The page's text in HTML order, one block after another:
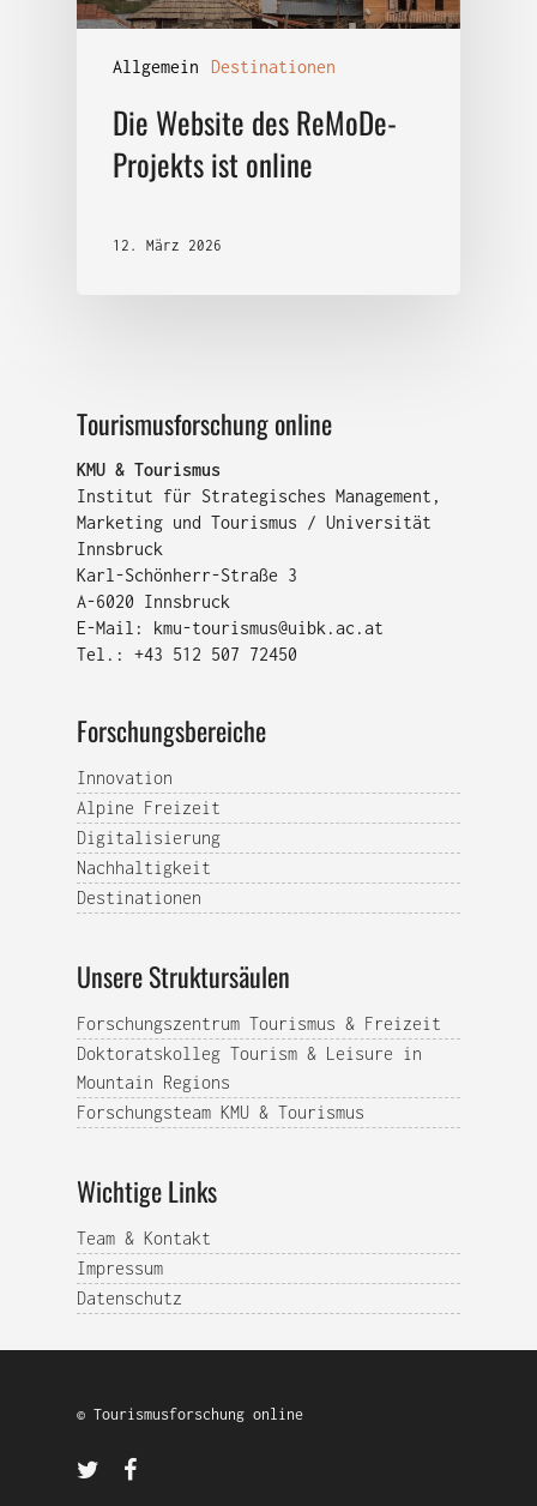
Allgemein Destinationen
Die Website des ReMoDe-
Projekts ist online
12. März 2026
Tourismusforschung online
KMU & Tourismus
Institut für Strategisches Management,
Marketing und Tourismus / Universität
Innsbruck
Karl-Schönherr-Straße 3
A-6020 Innsbruck
E-Mail: kmu-tourismus@uibk.ac.at
Tel.: +43 512 507 72450
Forschungsbereiche
Innovation
Alpine Freizeit
Digitalisierung
Nachhaltigkeit
Destinationen
Unsere Struktursäulen
Forschungszentrum Tourismus & Freizeit
Doktoratskolleg Tourism & Leisure in
Mountain Regions
Forschungsteam KMU & Tourismus
Wichtige Links
Team & Kontakt
Impressum
Datenschutz
© Tourismusforschung online